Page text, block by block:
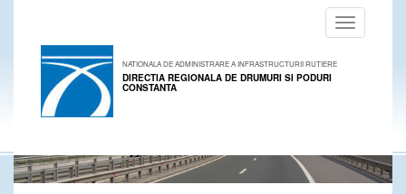
Toggle
navigation
NATIONALA DE ADMINISTRARE A INFRASTRUCTURII RUTIERE
DIRECTIA REGIONALA DE DRUMURI SI PODURI
CONSTANTA